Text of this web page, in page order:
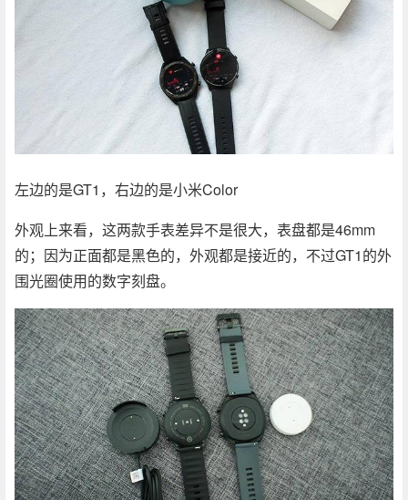
左边的是GT1，右边的是小米Color
外观上来看，这两款手表差异不是很大，表盘都是46mm
的；因为正面都是黑色的，外观都是接近的，不过GT1的外
围光圈使用的数字刻盘。